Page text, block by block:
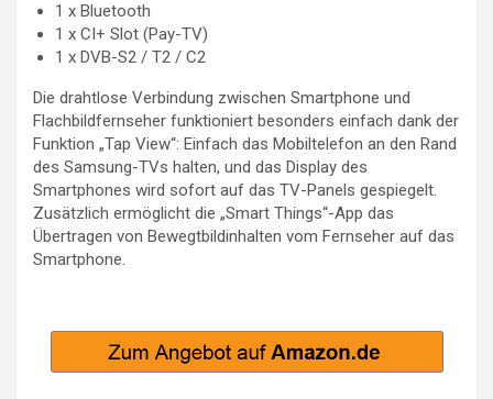
1 x Bluetooth
1 x CI+ Slot (Pay-TV)
1 x DVB-S2 / T2 / C2
Die drahtlose Verbindung zwischen Smartphone und
Flachbildfernseher funktioniert besonders einfach dank der
Funktion „Tap View“: Einfach das Mobiltelefon an den Rand
des Samsung-TVs halten, und das Display des
Smartphones wird sofort auf das TV-Panels gespiegelt.
Zusätzlich ermöglicht die „Smart Things“-App das
Übertragen von Bewegtbildinhalten vom Fernseher auf das
Smartphone.